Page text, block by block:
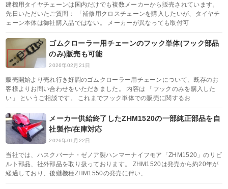
建機用タイヤチェーンは国内だけでも複数メーカーから販売されています。
先日いただいたご質問： 「補修用クロスチェーンを購入したいが、タイヤチ
ェーン本体は御社購入品ではない。 メーカーが異なっても取付可
ゴムクローラー用チェーンのフック単体(フック部品
のみ)販売も可能
2026年02月21日
販売開始より売れ行き好調のゴムクローラー用チェーンについて、既存のお
客様よりお問い合わせをいただきました。 内容は 「フックのみを購入した
い」 というご相談です。 これまでフック単体での販売に関するお
メーカー供給終了したZHM1520の一部純正部品を自
社製作/在庫対応
2026年01月22日
当社では、ハスクバーナ・ゼノア製ハンマーナイフモア「ZHM1520」のリビ
ルト部品、社外部品を取り扱っております。 ZHM1520は発売から約20年が
経過しており、後継機種ZHM1550の発売に伴い、